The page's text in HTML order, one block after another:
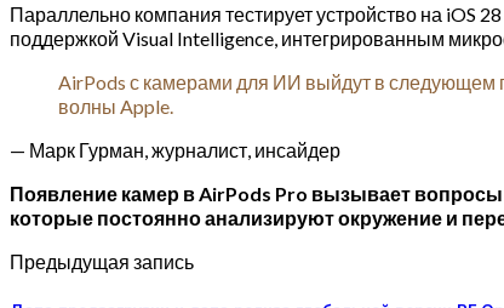
Параллельно компания тестирует устройство на iOS
поддержкой Visual Intelligence, интегрированным
AirPods с камерами для ИИ выйдут в следующем
волны Apple.
— Марк Гурман, журналист, инсайдер
Появление камер в AirPods Pro вызывает
которые постоянно анализируют окружение и
Предыдущая запись